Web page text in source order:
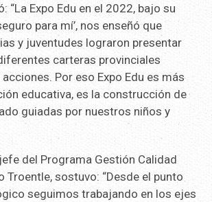
“La Expo Edu en el 2022, bajo su
para mí’, nos enseñó que
y juventudes lograron presentar
carteras provinciales
Por eso Expo Edu es más
educativa, es la construcción de
guiadas por nuestros niños y
del Programa Gestión Calidad
Troentle, sostuvo: “Desde el punto
seguimos trabajando en los ejes